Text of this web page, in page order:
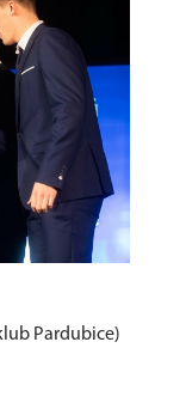
Pardubice)